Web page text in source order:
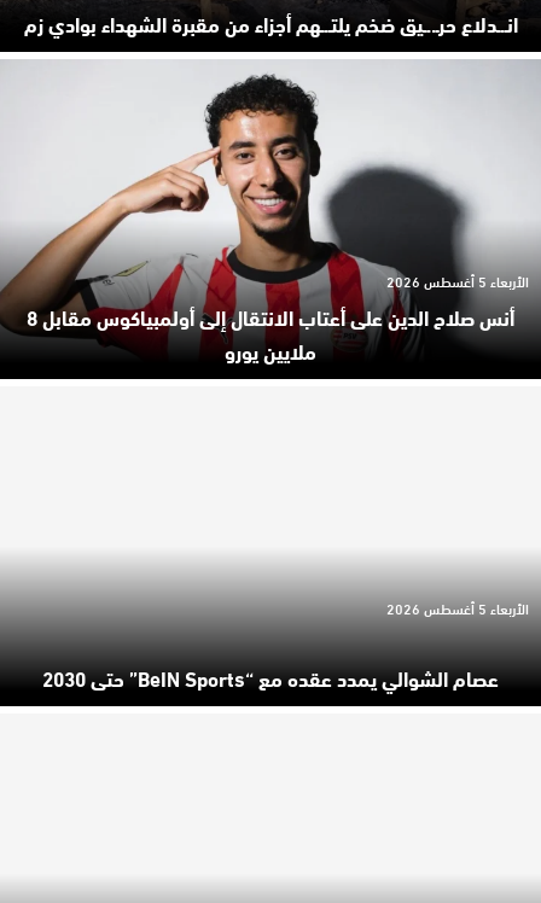
انـ.ـدلاع حرـ..ـيق ضخم يلتـ.ـهم أجزاء من مقبرة الشهداء بوادي زم
أنس صلاح الدين على أعتاب الانتقال إلى أولمبياكوس مقابل 8
ملايين يورو
الأربعاء 5 أغسطس 2026
عصام الشوالي يمدد عقده مع “beIN Sports” حتى 2030
الأربعاء 5 أغسطس 2026